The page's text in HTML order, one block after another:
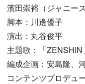
濱田崇裕（ジャニー
脚本：川邊優子
演出：丸谷俊平
主題歌：「
編成企画：安島隆、
コンテンツプロデュ